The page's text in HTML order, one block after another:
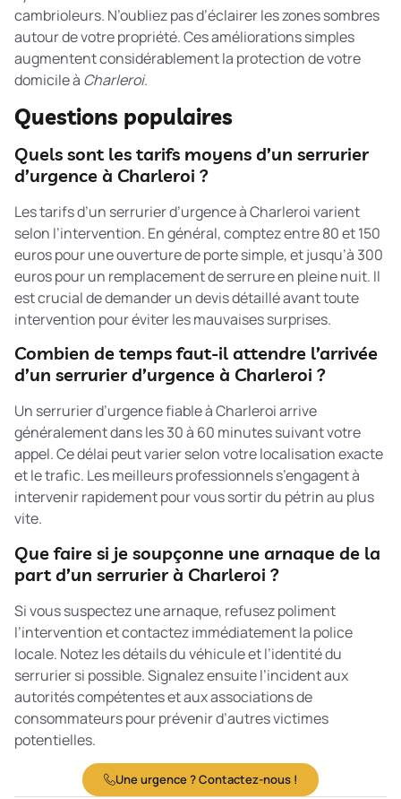
cambrioleurs. N’oubliez pas d’éclairer les zones sombres
autour de votre propriété. Ces améliorations simples
augmentent considérablement la protection de votre
domicile à Charleroi.
Questions populaires
Quels sont les tarifs moyens d’un serrurier
d’urgence à Charleroi ?
Les tarifs d’un serrurier d’urgence à Charleroi varient
selon l’intervention. En général, comptez entre 80 et 150
euros pour une ouverture de porte simple, et jusqu’à 300
euros pour un remplacement de serrure en pleine nuit. Il
est crucial de demander un devis détaillé avant toute
intervention pour éviter les mauvaises surprises.
Combien de temps faut-il attendre l’arrivée
d’un serrurier d’urgence à Charleroi ?
Un serrurier d’urgence fiable à Charleroi arrive
généralement dans les 30 à 60 minutes suivant votre
appel. Ce délai peut varier selon votre localisation exacte
et le trafic. Les meilleurs professionnels s’engagent à
intervenir rapidement pour vous sortir du pétrin au plus
vite.
Que faire si je soupçonne une arnaque de la
part d’un serrurier à Charleroi ?
Si vous suspectez une arnaque, refusez poliment
l’intervention et contactez immédiatement la police
locale. Notez les détails du véhicule et l’identité du
serrurier si possible. Signalez ensuite l’incident aux
autorités compétentes et aux associations de
consommateurs pour prévenir d’autres victimes
potentielles.
Une urgence ? Contactez-nous !